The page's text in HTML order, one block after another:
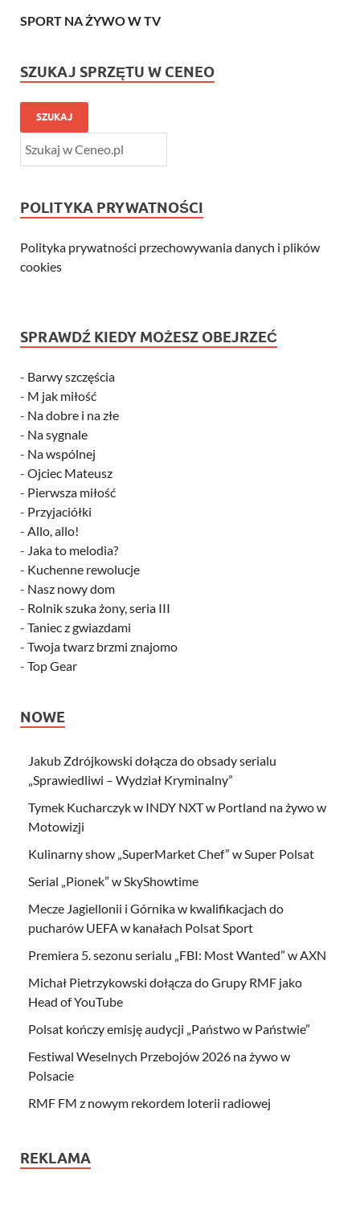
SPORT NA ŻYWO W TV
SZUKAJ SPRZĘTU W CENEO
SZUKAJ
POLITYKA PRYWATNOŚCI
Polityka prywatności przechowywania danych i plików
cookies
SPRAWDŹ KIEDY MOŻESZ OBEJRZEĆ
- Barwy szczęścia
- M jak miłość
- Na dobre i na złe
- Na sygnale
- Na wspólnej
- Ojciec Mateusz
- Pierwsza miłość
- Przyjaciółki
- Allo, allo!
- Jaka to melodia?
- Kuchenne rewolucje
- Nasz nowy dom
- Rolnik szuka żony, seria III
- Taniec z gwiazdami
- Twoja twarz brzmi znajomo
- Top Gear
NOWE
Jakub Zdrójkowski dołącza do obsady serialu
„Sprawiedliwi – Wydział Kryminalny”
Tymek Kucharczyk w INDY NXT w Portland na żywo w
Motowizji
Kulinarny show „SuperMarket Chef” w Super Polsat
Serial „Pionek” w SkyShowtime
Mecze Jagiellonii i Górnika w kwalifikacjach do
pucharów UEFA w kanałach Polsat Sport
Premiera 5. sezonu serialu „FBI: Most Wanted” w AXN
Michał Pietrzykowski dołącza do Grupy RMF jako
Head of YouTube
Polsat kończy emisję audycji „Państwo w Państwie”
Festiwal Weselnych Przebojów 2026 na żywo w
Polsacie
RMF FM z nowym rekordem loterii radiowej
REKLAMA